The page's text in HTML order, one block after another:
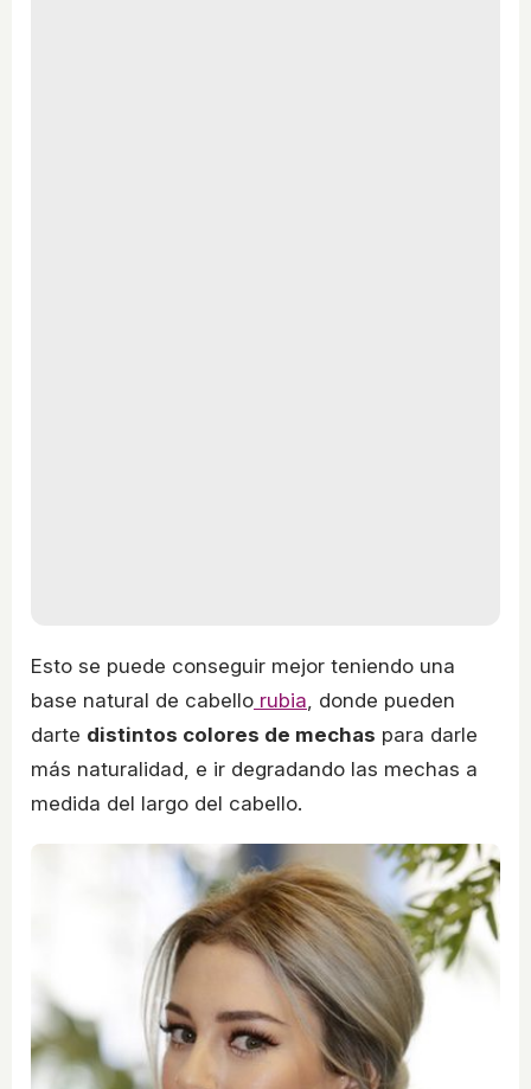
Esto se puede conseguir mejor teniendo una
base natural de cabello rubia, donde pueden
darte distintos colores de mechas para darle
más naturalidad, e ir degradando las mechas a
medida del largo del cabello.